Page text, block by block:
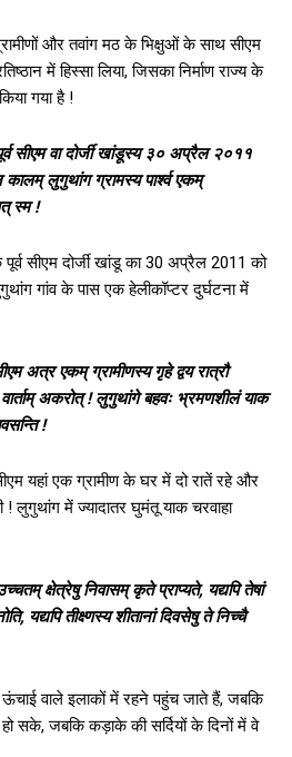
और तवांग मठ के भिक्षुओं के साथ सीएम
में हिस्‍सा लिया, जिसका निर्माण राज्‍य के
गया है !
सीएम वा दोर्जी खांडूस्य ३० अप्रैल २०११
लुगुथांग ग्रामस्य पार्श्व एकम्
स्म !
सीएम दोर्जी खांडू का 30 अप्रैल 2011 को
गांव के पास एक हेलीकॉप्टर दुर्घटना में
अत्र एकम् ग्रामीणस्य गृहे द्वय रात्रौ
अकरोत् ! लुगुथांगे बहवः भ्रमणशीलं याक
!
यहां एक ग्रामीण के घर में दो रातें रहे और
! लुगुथांग में ज्यादातर घुमंतू याक चरवाहा
क्षेत्रेषु निवासम् कृते प्राप्यते, यद्यपि तेषां
यद्यपि तीक्ष्णस्य शीतानां दिवसेषु ते निच्चै
ऊंचाई वाले इलाकों में रहने पहुंच जाते हैं, जबकि
सके, जबकि कड़ाके की सर्दियों के दिनों में वे